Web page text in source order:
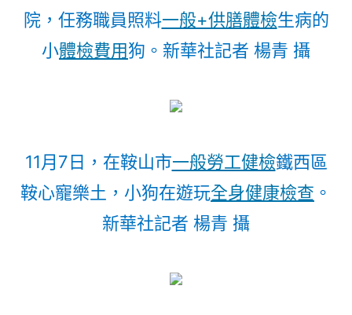
院，任務職員照料一般+供膳體檢生病的
小體檢費用狗。新華社記者 楊青 攝
11月7日，在鞍山市一般勞工健檢鐵西區
鞍心寵樂土，小狗在遊玩全身健康檢查 。
新華社記者 楊青 攝